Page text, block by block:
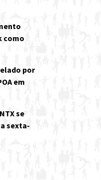
como
por
em
se
sexta-